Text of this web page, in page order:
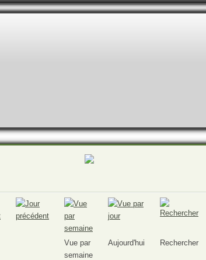
Vue par
semaine
Aujourd'hui Rechercher